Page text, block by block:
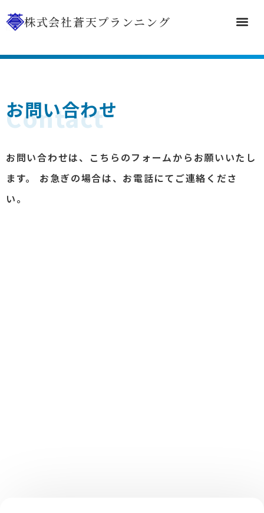
株式会社蒼天プランニング
お問い合わせ
Contact
お問い合わせは、こちらのフォームからお願いいたし
ます。 お急ぎの場合は、お電話にてご連絡くださ
い。​